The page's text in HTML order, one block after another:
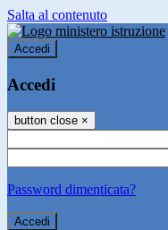
Salta al contenuto
Accedi
Accedi
button close ×
Password dimenticata?